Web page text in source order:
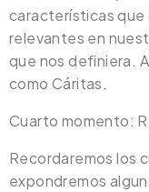
características que
relevantes en
que nos definiera.
como Cáritas.
Cuarto momento:
Recordaremos los
expondremos